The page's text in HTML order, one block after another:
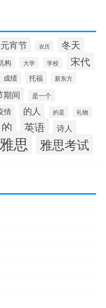
元宵节 农历 冬天
构 大学 学校 宋代
成绩 托福 新东方
期间 是一个
情 的人 的是 礼物
英语 诗人
雅思 雅思考试